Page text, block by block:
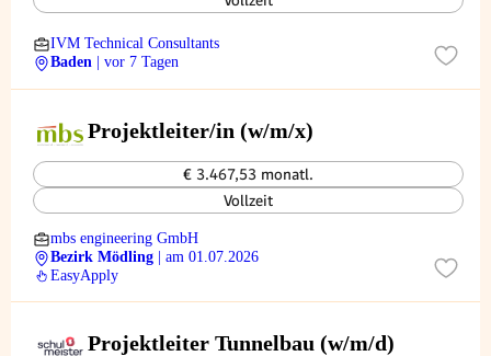
IVM Technical Consultants
Baden
| vor 7 Tagen
Projektleiter/in (w/m/x)
€ 3.467,53 monatl.
Vollzeit
mbs engineering GmbH
Bezirk Mödling
| am 01.07.2026
EasyApply
Projektleiter Tunnelbau (w/m/d)